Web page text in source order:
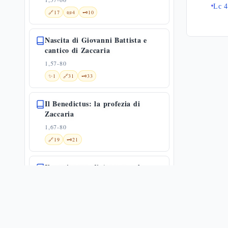
🔗17 📜4 🗝️10
Nascita di Giovanni Battista e
cantico di Zaccaria
1,57-80
✨1 🔗31 🗝️33
Il Benedictus: la profezia di
Zaccaria
1,67-80
🔗19 🗝️21
Il censimento di Augusto e la
Lc